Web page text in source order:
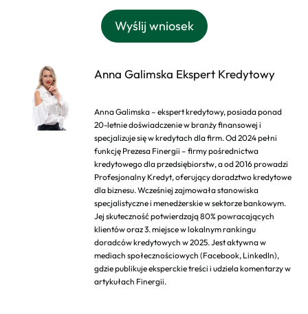
Wyślij wniosek
Anna Galimska Ekspert Kredytowy
Anna Galimska – ekspert kredytowy, posiada ponad
20-letnie doświadczenie w branży finansowej i
specjalizuje się w kredytach dla firm. Od 2024 pełni
funkcję Prezesa Finergii – firmy pośrednictwa
kredytowego dla przedsiębiorstw, a od 2016 prowadzi
Profesjonalny Kredyt, oferujący doradztwo kredytowe
dla biznesu. Wcześniej zajmowała stanowiska
specjalistyczne i menedżerskie w sektorze bankowym.
Jej skuteczność potwierdzają 80% powracających
klientów oraz 3. miejsce w lokalnym rankingu
doradców kredytowych w 2025. Jest aktywna w
mediach społecznościowych (Facebook, LinkedIn),
gdzie publikuje eksperckie treści i udziela komentarzy w
artykułach Finergii.